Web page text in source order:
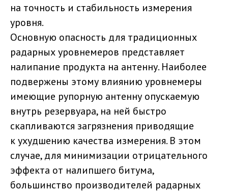
на точность и стабильность измерения
уровня.
Основную опасность для традиционных
радарных уровнемеров представляет
налипание продукта на антенну. Наиболее
подвержены этому влиянию уровнемеры
имеющие рупорную антенну опускаемую
внутрь резервуара, на ней быстро
скапливаются загрязнения приводящие
к ухудшению качества измерения. В этом
случае, для минимизации отрицательного
эффекта от налипшего битума,
большинство производителей радарных